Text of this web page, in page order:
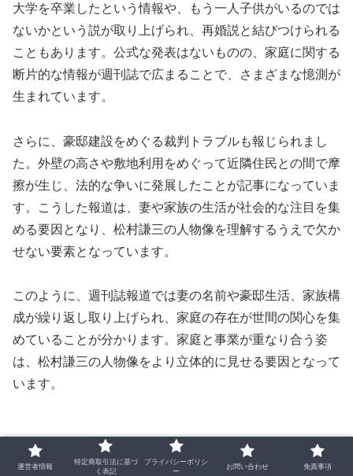
大学を卒業したという情報や、もう一人子供がいるのでは
ないかという説が取り上げられ、再婚説と結びつけられる
こともあります。公式な発表はないものの、家庭に関する
断片的な情報が週刊誌で広まることで、さまざまな憶測が
生まれています。
さらに、豪邸建設をめぐる裁判トラブルも報じられまし
た。外壁の高さや敷地利用をめぐって近隣住民との間で摩
擦が生じ、法的な争いに発展したことが記事になっていま
す。こうした報道は、妻や家族の生活が社会的な注目を集
める要因となり、松村謙三の人物像を理解するうえで欠か
せない要素となっています。
このように、週刊誌報道では妻の名前や豪邸生活、家族構
成が繰り返し取り上げられ、家庭の存在が世間の関心を集
めていることが分かります。家庭と事業が重なり合う姿
は、松村謙三の人物像をより立体的に見せる要因となって
います。
松村謙三と妻・娘の家族エピソード
運営者情報
特定商取引法に基づ
く表記
プライバシーポリシ
ー
お問い合わせ 免責事項